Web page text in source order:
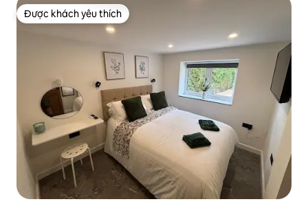
Được khách yêu thích
Được khách yêu thích